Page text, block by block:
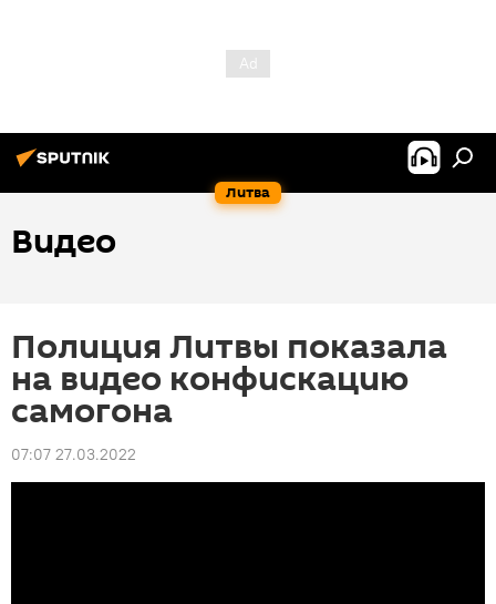
Литва
Видео
Полиция Литвы показала
на видео конфискацию
самогона
07:07 27.03.2022